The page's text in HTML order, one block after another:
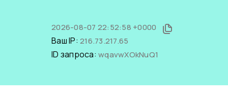
2026-08-07 22:52:58 +0000
Ваш IP: 216.73.217.65
ID запроса: wqavwXOkNuQ1